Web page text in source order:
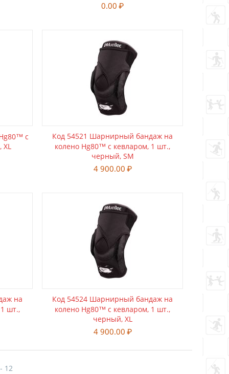
0.00 ₽
с
XL
Код 54521 Шарнирный бандаж на
колено Hg80™ с кевларом, 1 шт.,
черный, SM
4 900.00 ₽
на
шт.,
Код 54524 Шарнирный бандаж на
колено Hg80™ с кевларом, 1 шт.,
черный, XL
4 900.00 ₽
12